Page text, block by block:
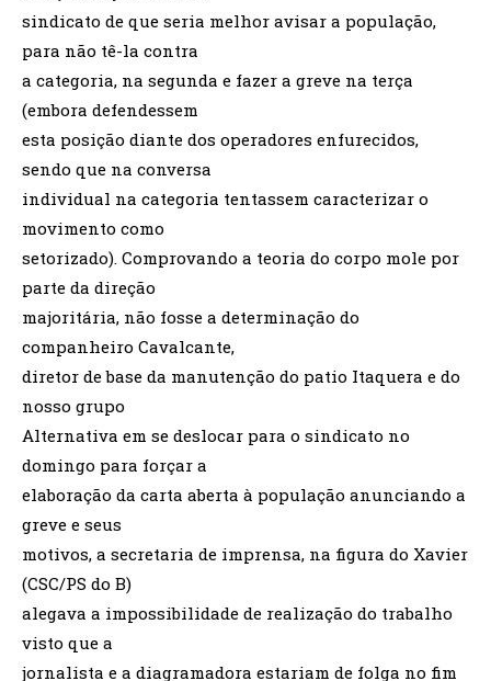
sindicato de que seria melhor avisar a população,
para não tê-la contra
a categoria, na segunda e fazer a greve na terça
(embora defendessem
esta posição diante dos operadores enfurecidos,
sendo que na conversa
individual na categoria tentassem caracterizar o
movimento como
setorizado). Comprovando a teoria do corpo mole por
parte da direção
majoritária, não fosse a determinação do
companheiro Cavalcante,
diretor de base da manutenção do patio Itaquera e do
nosso grupo
Alternativa em se deslocar para o sindicato no
domingo para forçar a
elaboração da carta aberta à população anunciando a
greve e seus
motivos, a secretaria de imprensa, na figura do Xavier
(CSC/PS do B)
alegava a impossibilidade de realização do trabalho
visto que a
jornalista e a diagramadora estariam de folga no fim